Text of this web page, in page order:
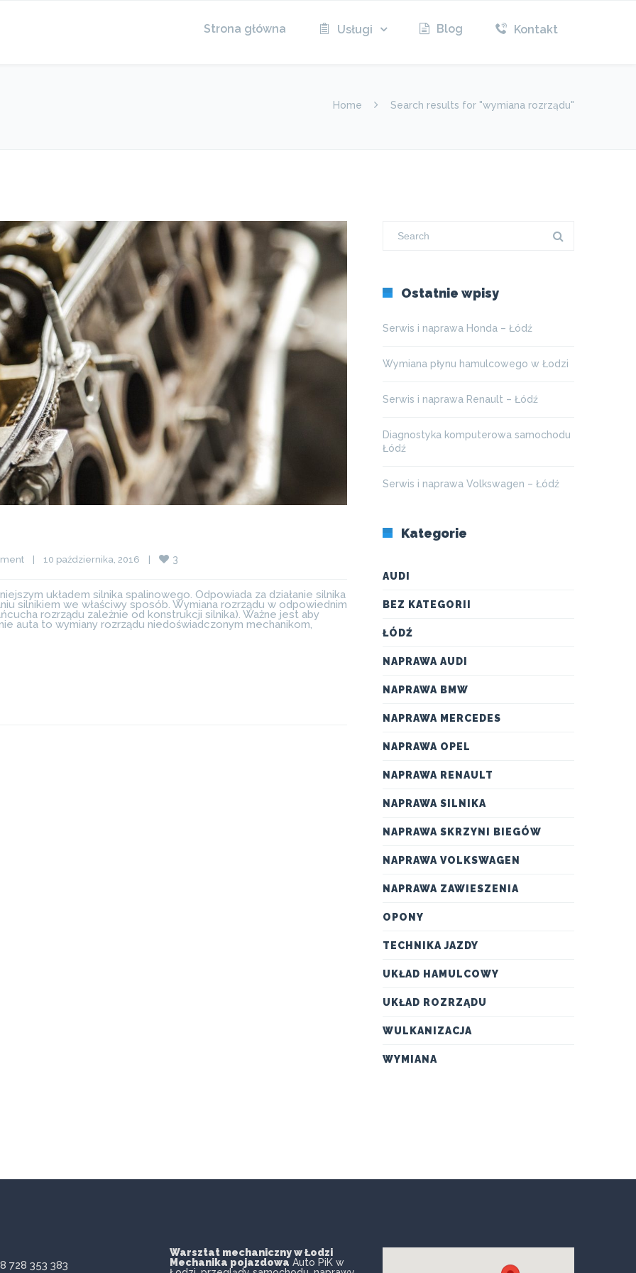
Strona główna Usługi Blog Kontakt
Home Search results for "wymiana rozrządu"
10 października, 2016 3
układem silnika spalinowego. Odpowiada za działanie silnika
silnikiem we właściwy sposób. Wymiana rozrządu w odpowiednim
rozrządu zależnie od konstrukcji silnika). Ważne jest aby
auta to wymiany rozrządu niedoświadczonym mechanikom,
Ostatnie wpisy
Serwis i naprawa Honda – Łódź
Wymiana płynu hamulcowego w Łodzi
Serwis i naprawa Renault – Łódź
Diagnostyka komputerowa samochodu
Łódź
Serwis i naprawa Volkswagen – Łódź
Kategorie
AUDI
BEZ KATEGORII
ŁÓDŹ
NAPRAWA AUDI
NAPRAWA BMW
NAPRAWA MERCEDES
NAPRAWA OPEL
NAPRAWA RENAULT
NAPRAWA SILNIKA
NAPRAWA SKRZYNI BIEGÓW
NAPRAWA VOLKSWAGEN
NAPRAWA ZAWIESZENIA
OPONY
TECHNIKA JAZDY
UKŁAD HAMULCOWY
UKŁAD ROZRZĄDU
WULKANIZACJA
WYMIANA
353 383
Warsztat mechaniczny w Łodzi
Mechanika pojazdowa Auto PiK w